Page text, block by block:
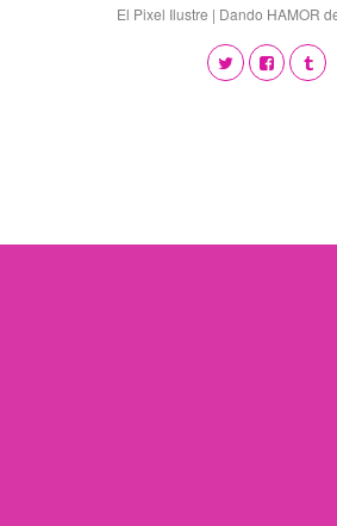
El Pixel Ilustre | Dando HAMOR